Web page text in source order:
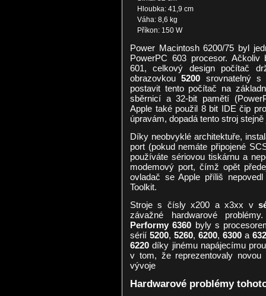
Hloubka: 41,9 cm
Váha: 8,6 kg
Příkon: 150 W
Power Macintosh 6200/75 byl
PowerPC 603 procesor.
601, celkový design počítač
obrazovkou5200 srovnatelný s
postavit tento počítač na
sběrnicí a 32-bit pamětí
Apple také použil 8 bit IDE čip
úpravám, dopadá tento stroj
Díky neobvyklé architektuře,
port (pokud nemáte připojené
používáte sériovou tiskárnu a
modemový port, čímž opět
ovladač se Apple příliš
Toolkit.
Stroje s čísly x200 a x3xx v
závažné hardwarové
Performy 6360 byly s
sérií 5200, 5260, 6200, 6300a
6220díky jinému napájecímu
v tom, že reprezentovaly novou
vývoje
Hardwarové problémy